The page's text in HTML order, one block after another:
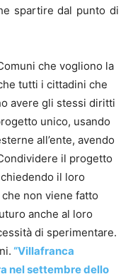
spartire dal punto di
che vogliono la
tutti i cittadini che
avere gli stessi diritti
unico, usando
all’ente, avendo
il progetto
il loro
non viene fatto
anche al loro
di sperimentare.
“Villafranca
nel settembre dello